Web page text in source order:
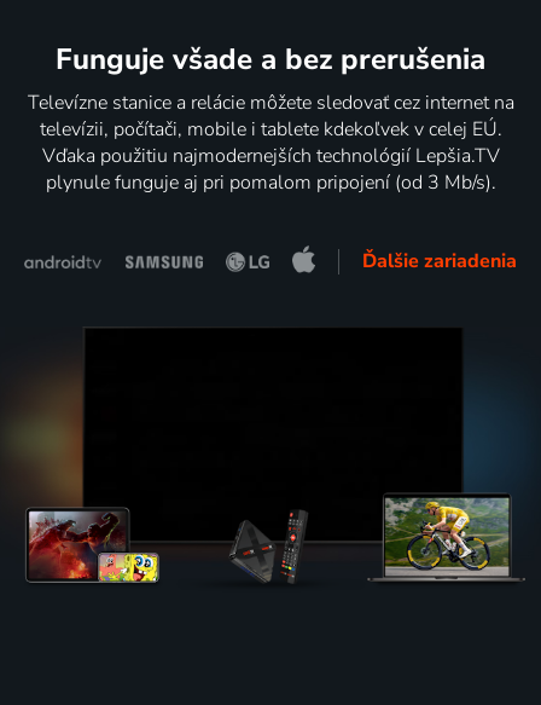
Funguje všade a bez prerušenia
Televízne stanice a relácie môžete sledovať cez internet na
televízii, počítači, mobile i tablete kdekoľvek v celej EÚ.
Vďaka použitiu najmodernejších technológií Lepšia.TV
plynule funguje aj pri pomalom pripojení (od 3 Mb/s).
Ďalšie zariadenia